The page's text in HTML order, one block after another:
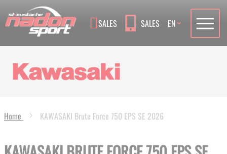
SALES SALES Language
EN
Home KAWASAKI Brute Force 750 EPS SE 2026